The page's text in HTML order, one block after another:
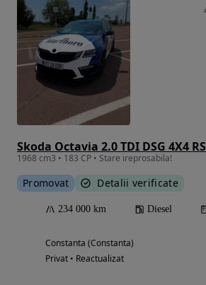
Skoda Octavia 2.0 TDI DSG 4X4 RS
1968 cm3 • 183 CP • Stare ireprosabila!
Promovat Detalii verificate
234 000 km Diesel
Constanta (Constanta)
Privat • Reactualizat